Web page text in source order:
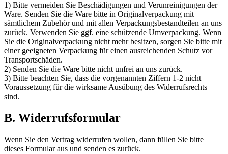
1) Bitte vermeiden Sie Beschädigungen und Verunreinigungen der
Ware. Senden Sie die Ware bitte in Originalverpackung mit
sämtlichem Zubehör und mit allen Verpackungsbestandteilen an uns
zurück. Verwenden Sie ggf. eine schützende Umverpackung. Wenn
Sie die Originalverpackung nicht mehr besitzen, sorgen Sie bitte mit
einer geeigneten Verpackung für einen ausreichenden Schutz vor
Transportschäden.
2) Senden Sie die Ware bitte nicht unfrei an uns zurück.
3) Bitte beachten Sie, dass die vorgenannten Ziffern 1-2 nicht
Voraussetzung für die wirksame Ausübung des Widerrufsrechts
sind.
B. Widerrufsformular
Wenn Sie den Vertrag widerrufen wollen, dann füllen Sie bitte
dieses Formular aus und senden es zurück.